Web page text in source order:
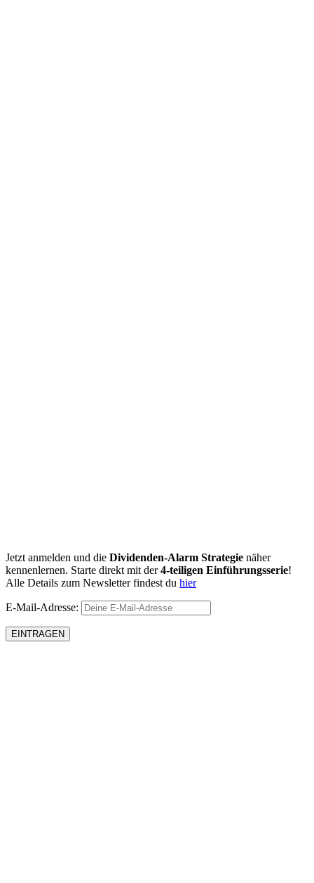
Jetzt anmelden und die Dividenden-Alarm Strategie näher
kennenlernen. Starte direkt mit der4-teiligen Einführungsserie!
Alle Details zum Newsletter findest du hier
E-Mail-Adresse: